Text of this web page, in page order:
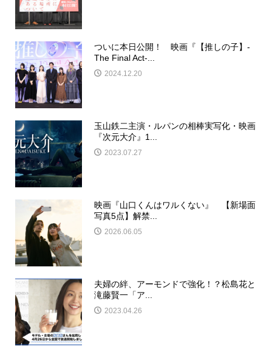
ついに本日公開！ 映画『【推しの子】-
The Final Act-...
2024.12.20
玉山鉄二主演・ルパンの相棒実写化・映画
『次元大介』1...
2023.07.27
映画『山口くんはワルくない』 【新場面
写真5点】解禁...
2026.06.05
夫婦の絆、アーモンドで強化！？松島花と
滝藤賢一「ア...
2023.04.26